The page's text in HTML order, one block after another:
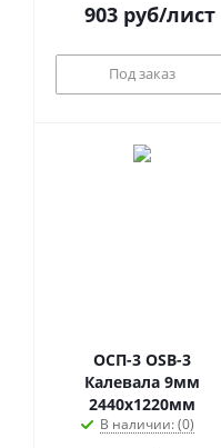
903 руб/лист
Под заказ
ОСП-3 OSB-3
Калевала 9мм
2440х1220мм
В наличии: (0)